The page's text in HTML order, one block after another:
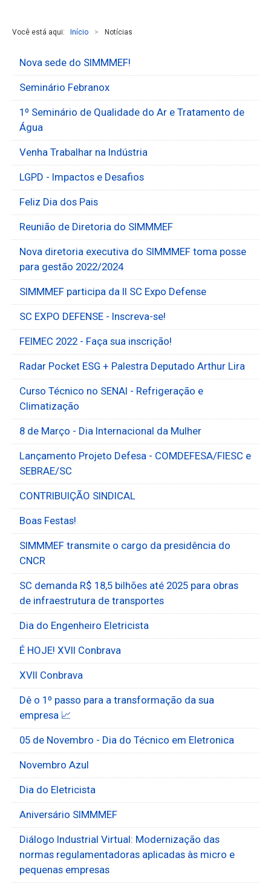
Você está aqui: Início > Notícias
Nova sede do SIMMMEF!
Seminário Febranox
1º Seminário de Qualidade do Ar e Tratamento de
Água
Venha Trabalhar na Indústria
LGPD - Impactos e Desafios
Feliz Dia dos Pais
Reunião de Diretoria do SIMMMEF
Nova diretoria executiva do SIMMMEF toma posse
para gestão 2022/2024
SIMMMEF participa da II SC Expo Defense
SC EXPO DEFENSE - Inscreva-se!
FEIMEC 2022 - Faça sua inscrição!
Radar Pocket ESG + Palestra Deputado Arthur Lira
Curso Técnico no SENAI - Refrigeração e
Climatização
8 de Março - Dia Internacional da Mulher
Lançamento Projeto Defesa - COMDEFESA/FIESC e
SEBRAE/SC
CONTRIBUIÇÃO SINDICAL
Boas Festas!
SIMMMEF transmite o cargo da presidência do
CNCR
SC demanda R$ 18,5 bilhões até 2025 para obras
de infraestrutura de transportes
Dia do Engenheiro Eletricista
É HOJE! XVII Conbrava
XVII Conbrava
Dê o 1º passo para a transformação da sua
empresa 📈
05 de Novembro - Dia do Técnico em Eletronica
Novembro Azul
Dia do Eletricista
Aniversário SIMMMEF
Diálogo Industrial Virtual: Modernização das
normas regulamentadoras aplicadas às micro e
pequenas empresas